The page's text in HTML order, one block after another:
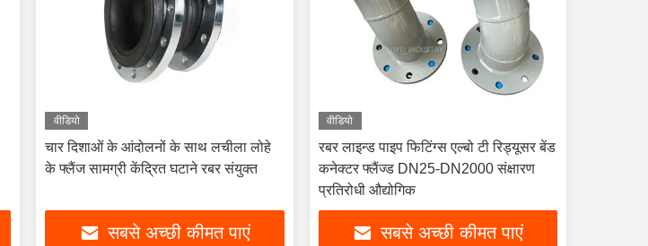
वीडियो
चार दिशाओं के आंदोलनों के साथ लचीला लोहे
के फ्लैंज सामग्री केंद्रित घटाने रबर संयुक्त
सबसे अच्छी कीमत पाएं
वीडियो
रबर लाइन्ड पाइप फिटिंग्स एल्बो टी रिड्यूसर बेंड
कनेक्टर फ्लैंज्ड DN25-DN2000 संक्षारण
प्रतिरोधी औद्योगिक
सबसे अच्छी कीमत पाएं